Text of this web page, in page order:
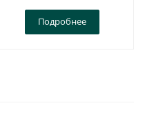
Подробнее